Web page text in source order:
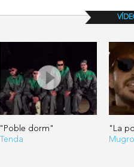
"Poble dorm"
Tenda
"La